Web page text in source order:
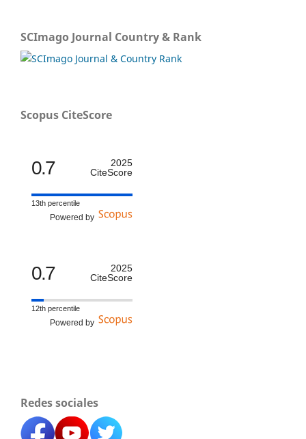
SCImago Journal Country & Rank
Scopus CiteScore
0.7
2025
CiteScore
13th percentile
Powered by
0.7
2025
CiteScore
12th percentile
Powered by
Redes sociales